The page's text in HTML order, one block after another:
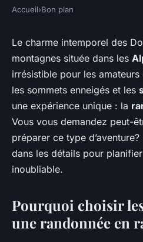
BON PLAN
Comment
randonnée en
les montagnes
italiennes?
Oscar
Accueil›Bon plan
Le charme intemporel des
montagnes située dans les
irrésistible pour les amateurs
les sommets enneigés et les
une expérience unique : la
Vous vous demandez peut-
préparer ce type
dans les détails pour
inoubliable.
Pourquoi choisir
une randonnée en